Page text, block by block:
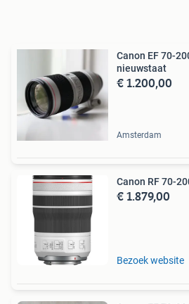
Canon EF 70-
nieuwstaat
€ 1.200,00
Amsterdam
Canon RF 70-
€ 1.879,00
Bezoek website